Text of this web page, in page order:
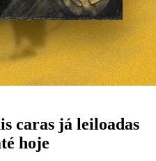
caras já leiloadas
hoje